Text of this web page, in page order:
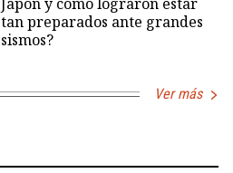
tan preparados ante grandes
sismos?
Ver más